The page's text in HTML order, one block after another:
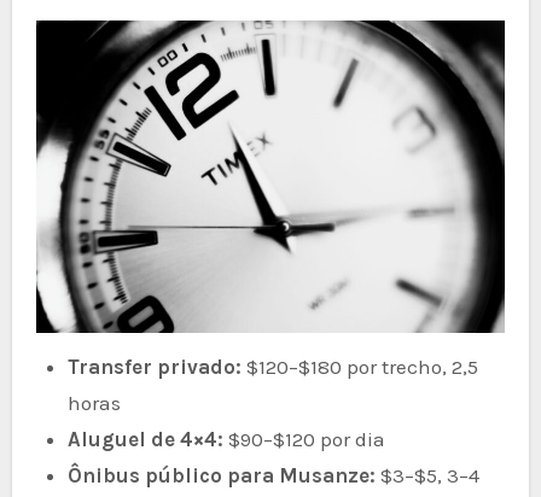
Transfer privado: $120–$180 por trecho, 2,5
horas
Aluguel de 4×4: $90–$120 por dia
Ônibus público para Musanze: $3–$5, 3–4